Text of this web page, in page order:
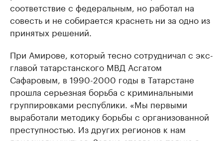
соответствие с федеральным, но работал на
совесть и не собирается краснеть ни за одно из
принятых решений.
При Амирове, который тесно сотрудничал с экс-
главой татарстанского МВД Асгатом
Сафаровым, в 1990-2000 годы в Татарстане
прошла серьезная борьба с криминальными
группировками республики. «Мы первыми
выработали методику борьбы с организованной
преступностью. Из других регионов к нам